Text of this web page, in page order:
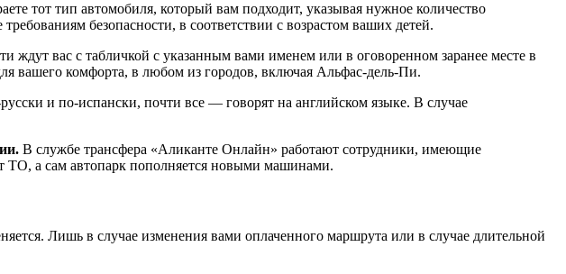
тот тип автомобиля, который вам подходит, указывая нужное количество
безопасности, в соответствии с возрастом ваших детей.
ждут вас с табличкой с указанным вами именем или в оговоренном заранее месте в
вашего комфорта, в любом из городов, включая Альфас-дель-Пи.
и по-испански, почти все — говорят на английском языке. В случае
В службе трансфера «Аликанте Онлайн» работают сотрудники, имеющие
ТО, а сам автопарк пополняется новыми машинами.
Лишь в случае изменения вами оплаченного маршрута или в случае длительной